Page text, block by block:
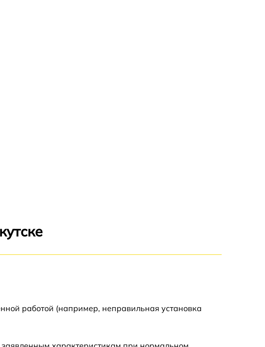
работой (например, неправильная установка